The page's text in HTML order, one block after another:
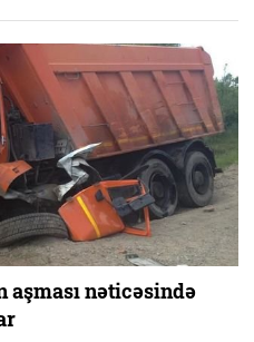
aşması nəticəsində